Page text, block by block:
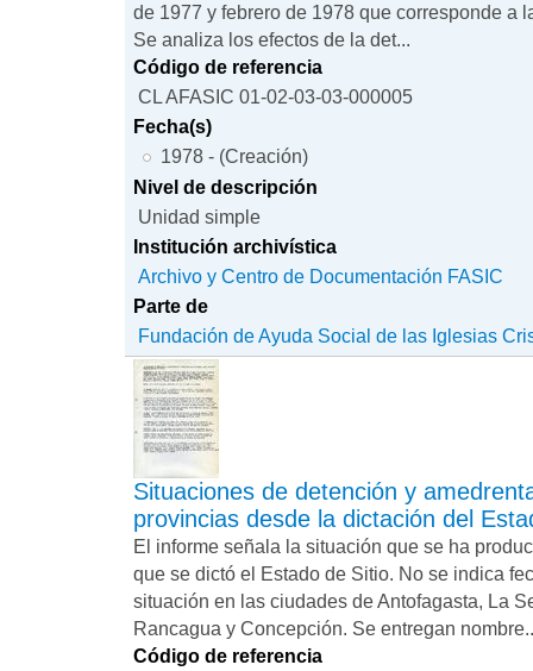
de 1977 y febrero de 1978 que corresponde a
Se analiza los efectos de la det...
Código de referencia
CL AFASIC 01-02-03-03-000005
Fecha(s)
1978 - (Creación)
Nivel de descripción
Unidad simple
Institución archivística
Archivo y Centro de Documentación FASIC
Parte de
Fundación de Ayuda Social de las Iglesias
Situaciones de detención y
provincias desde la dictación del
El informe señala la situación que se ha
que se dictó el Estado de Sitio. No se indica
situación en las ciudades de Antofagasta, La
Rancagua y Concepción. Se entregan
Código de referencia